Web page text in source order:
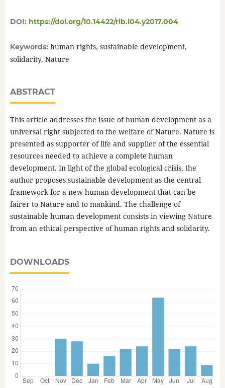
DOI: https://doi.org/10.14422/rib.i04.y2017.004
Keywords: human rights, sustainable development,
solidarity, Nature
ABSTRACT
This article addresses the issue of human development as a
universal right subjected to the welfare of Nature. Nature is
presented as supporter of life and supplier of the essential
resources needed to achieve a complete human
development. In light of the global ecological crisis, the
author proposes sustainable development as the central
framework for a new human development that can be
fairer to Nature and to mankind. The challenge of
sustainable human development consists in viewing Nature
from an ethical perspective of human rights and solidarity.
DOWNLOADS